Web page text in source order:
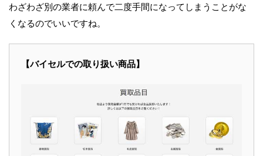
わざわざ別の業者に頼んで二度手間になってしまうことがな
くなるのでいいですね。
【バイセルでの取り扱い商品】